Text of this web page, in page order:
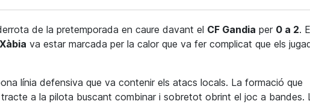
de la pretemporada en caure davant el CF Gandia per 0 a 2.
va estar marcada per la calor que va fer complicat que els
línia defensiva que va contenir els atacs locals. La formació que
a la pilota buscant combinar i sobretot obrint el joc a bandes.